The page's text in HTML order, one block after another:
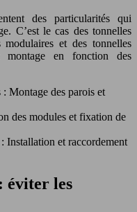
des particularités qui
C’est le cas des tonnelles
et des tonnelles
montage en fonction des
Montage des parois et
des modules et fixation de
Installation et raccordement
éviter les